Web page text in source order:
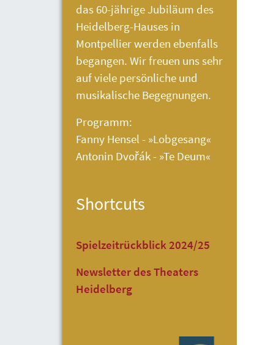
das 60-jährige Jubiläum des
Heidelberg-Hauses in
Montpellier werden ebenfalls
begangen. Wir freuen uns sehr
auf viele persönliche und
musikalische Begegnungen.
Programm:
Fanny Hensel - »Lobgesang«
Antonin Dvořák - »Te Deum«
Shortcuts
Spielzeitrückblick 2024/25
Newsletter des Theaters
Heidelberg